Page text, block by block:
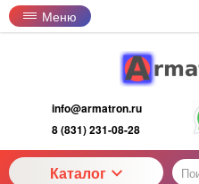
Меню
info@armatron.ru
8 (831) 231-08-28
Каталог